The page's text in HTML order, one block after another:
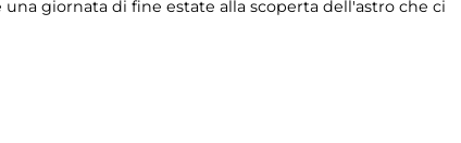
una giornata di fine estate alla scoperta dell'astro che ci